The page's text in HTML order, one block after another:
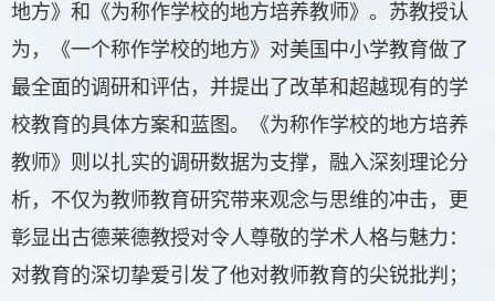
地方》和《为称作学校的地方培养教师》。苏教授认
为，《一个称作学校的地方》对美国中小学教育做了
最全面的调研和评估，并提出了改革和超越现有的学
校教育的具体方案和蓝图。《为称作学校的地方培养
教师》则 以扎实的调研数据为支撑，融入深刻理论分
析，不仅为教师教育研究带来观念与思维的冲击，更
彰显出古德莱德教授对令人尊敬的学术人格与魅力：
对教育的深切挚爱引发了他对教师教育的尖锐批判；